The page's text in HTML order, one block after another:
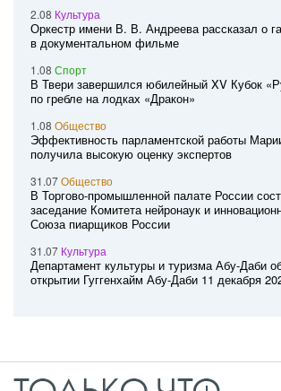
2.08 Культура
Оркестр имени В. В. Андреева рассказал о
в документальном фильме
1.08 Спорт
В Твери завершился юбилейный XV Кубок
по гребле на лодках «Дракон»
1.08 Общество
Эффективность парламентской работы
получила высокую оценку экспертов
31.07Общество
В Торгово-промышленной палате России
заседание Комитета нейронаук и
Союза пиарщиков России
31.07 Культура
Департамент культуры и туризма Абу-Даби
открытии Гуггенхайм Абу-Даби 11 декабря